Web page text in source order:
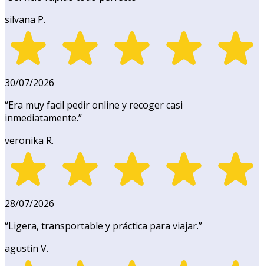
silvana P.
30/07/2026
“Era muy facil pedir online y recoger casi
inmediatamente.”
veronika R.
28/07/2026
“Ligera, transportable y práctica para viajar.”
agustin V.